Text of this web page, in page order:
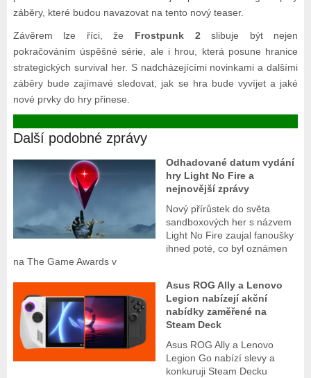
záběry, které budou navazovat na tento nový teaser.
Závěrem lze říci, že Frostpunk 2 slibuje být nejen
pokračováním úspěšné série, ale i hrou, která posune hranice
strategických survival her. S nadcházejícími novinkami a dalšími
záběry bude zajímavé sledovat, jak se hra bude vyvíjet a jaké
nové prvky do hry přinese.
Další podobné zprávy
Odhadované datum vydání
hry Light No Fire a
nejnovější zprávy
Nový přírůstek do světa
sandboxových her s názvem
Light No Fire zaujal fanoušky
ihned poté, co byl oznámen
na The Game Awards v
Asus ROG Ally a Lenovo
Legion nabízejí akční
nabídky zaměřené na
Steam Deck
Asus ROG Ally a Lenovo
Legion Go nabízí slevy a
konkuruji Steam Decku